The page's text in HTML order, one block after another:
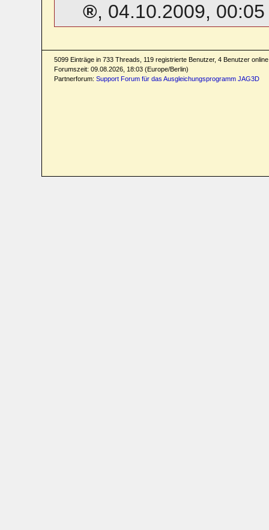
, 04.10.2009, 00:05
5099 Einträge in 733 Threads, 119 registrierte Benutzer, 4 Benutzer
Forumszeit: 09.08.2026, 18:03 (Europe/Berlin)
Partnerforum: Support Forum für das Ausgleichungsprogramm JAG3D